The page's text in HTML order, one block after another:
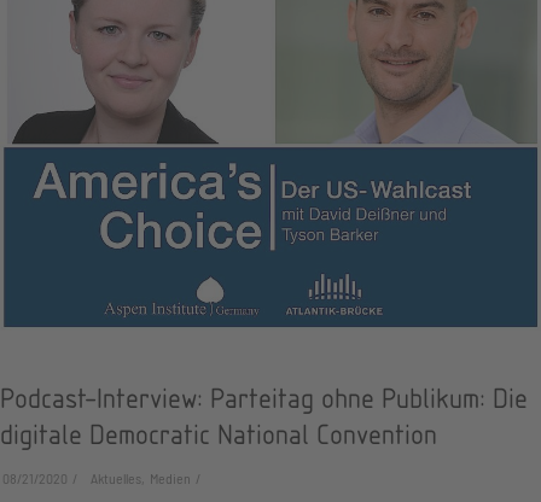
Podcast-Interview: Parteitag ohne Publikum: Die
digitale Democratic National Convention
08/21/2020 Aktuelles, Medien